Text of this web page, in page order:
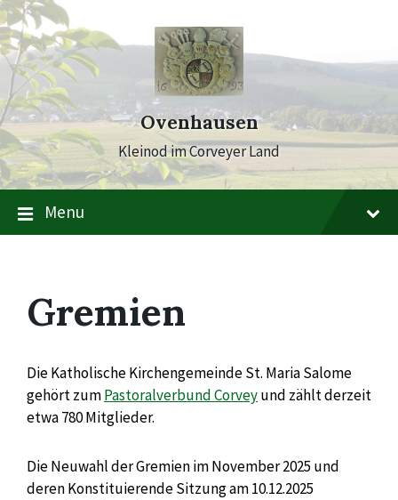
Skip
to
content
Skip
to
main
navigation
Skip
to
footer
Ovenhausen
Kleinod im Corveyer Land
Menu
Gremien
Die Katholische Kirchengemeinde St. Maria Salome
gehört zumPastoralverbund Corveyund zählt derzeit
etwa 780 Mitglieder.
Die Neuwahl der Gremien im November 2025 und
deren Konstituierende Sitzung am 10.12.2025